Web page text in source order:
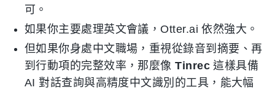
可。
如果你主要處理英文會議，Otter.ai 依然強大。
但如果你身處中文職場，重視從錄音到摘要、再
到行動項的完整效率，那麼像Tinrec 這樣具備
AI 對話查詢與高精度中文識別的工具，能大幅